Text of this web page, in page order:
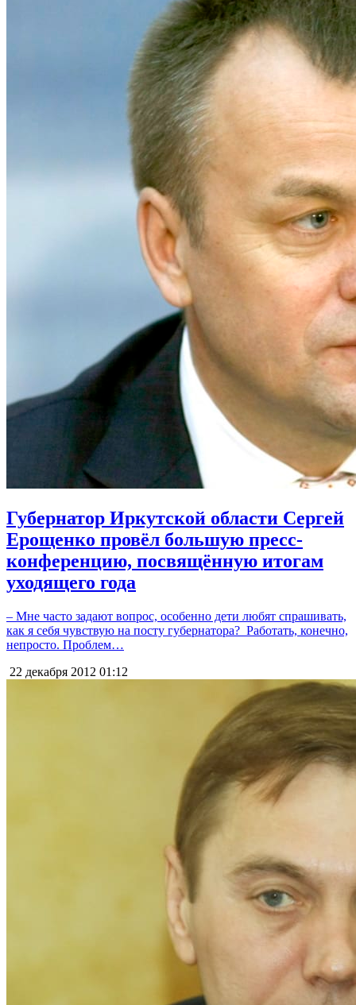
Губернатор Иркутской области Сергей
Ерощенко провёл большую пресс-
конференцию, посвящённую итогам
уходящего года
– Мне часто задают вопрос, особенно дети любят спрашивать,
как я себя чувствую на посту губернатора? Работать, конечно,
непросто. Проблем…
22 декабря 2012 01:12